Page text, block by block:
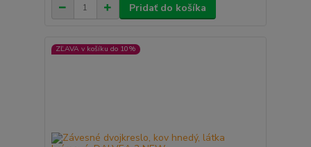
Pridať do košíka
ZĽAVA v košíku do 10%